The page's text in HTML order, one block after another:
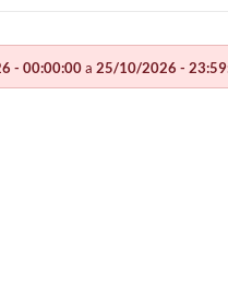
- 00:00:00a 25/10/2026 -